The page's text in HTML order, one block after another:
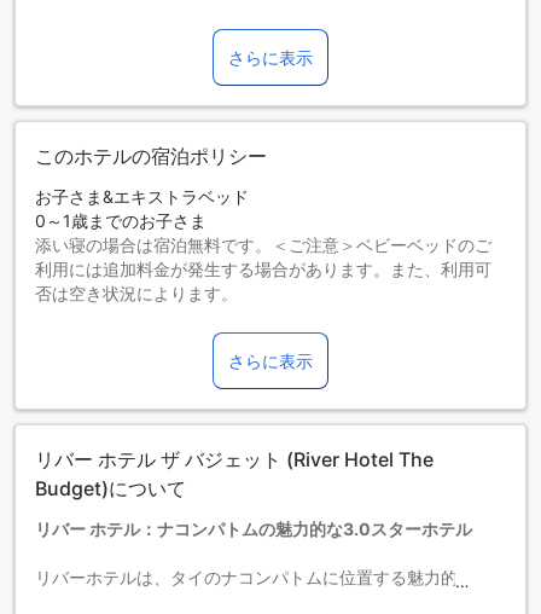
さらに表示
このホテルの宿泊ポリシー
お子さま&エキストラベッド
0～1歳までのお子さま
添い寝の場合は宿泊無料です。＜ご注意＞ベビーベッドのご
利用には追加料金が発生する場合があります。また、利用可
否は空き状況によります。
添い寝の場合は宿泊無料です。
11歳以上の宿泊者は大人とみなされます。
エキストラベッドの追加可否は、ルームタイプにより異なり
ます。各ルームタイプ欄の記載をお確かめください。ルーム
ていない場合は、エキストラベッドの追加はできません。
【ご注意】6部屋以上をご予約の場合は、異なるご予約条件や
さらに表示
リバー ホテル ザ バジェット (River Hotel The
Budget)について
リバー ホテル：ナコンパトムの魅力的な3.0スターホテル
リバーホテルは、タイのナコンパトムに位置する魅力的な3.0